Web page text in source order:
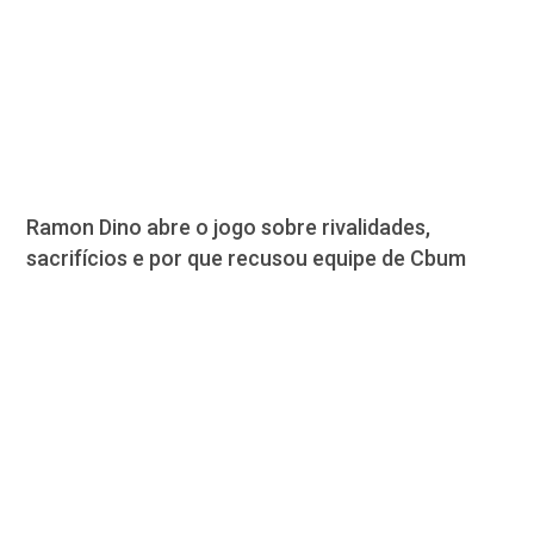
Ramon Dino abre o jogo sobre rivalidades,
sacrifícios e por que recusou equipe de Cbum